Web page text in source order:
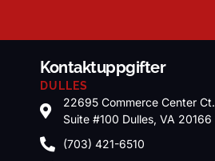
Kontaktuppgifter
DULLES
22695 Commerce Center Ct.
Suite #100 Dulles, VA 20166
(703) 421-6510